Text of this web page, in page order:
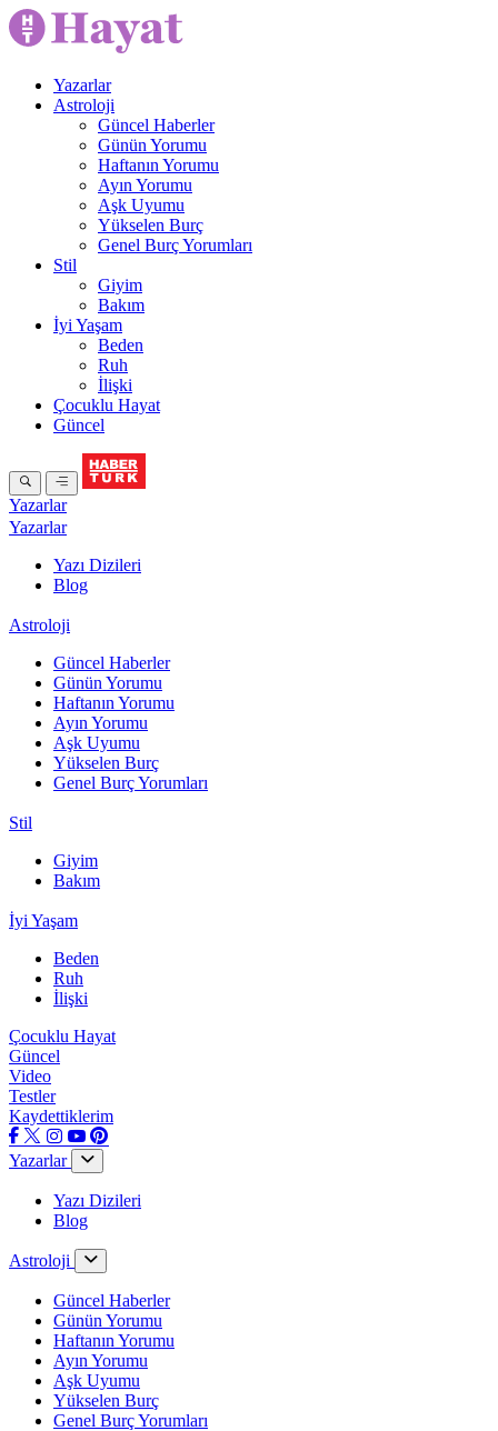
Yazarlar
Astroloji
Güncel Haberler
Günün Yorumu
Haftanın Yorumu
Ayın Yorumu
Aşk Uyumu
Yükselen Burç
Genel Burç Yorumları
Stil
Giyim
Bakım
İyi Yaşam
Beden
Ruh
İlişki
Çocuklu Hayat
Güncel
Yazarlar
Yazarlar
Yazı Dizileri
Blog
Astroloji
Güncel Haberler
Günün Yorumu
Haftanın Yorumu
Ayın Yorumu
Aşk Uyumu
Yükselen Burç
Genel Burç Yorumları
Stil
Giyim
Bakım
İyi Yaşam
Beden
Ruh
İlişki
Çocuklu Hayat
Güncel
Video
Testler
Kaydettiklerim
Yazarlar
Yazı Dizileri
Blog
Astroloji
Güncel Haberler
Günün Yorumu
Haftanın Yorumu
Ayın Yorumu
Aşk Uyumu
Yükselen Burç
Genel Burç Yorumları